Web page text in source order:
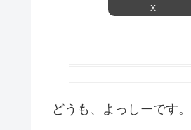
X
どうも、よっしーです。